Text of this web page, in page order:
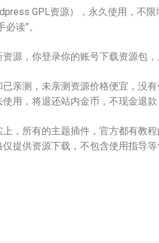
GPL资源），永久使用，不
读”。
源，你登录你的账号下载资源包
亲测，未亲测资源价格便宜，没
用，将退还站内金币，不现金退款
，所有的主题插件，官方都有教
提供资源下载，不包含使用指导